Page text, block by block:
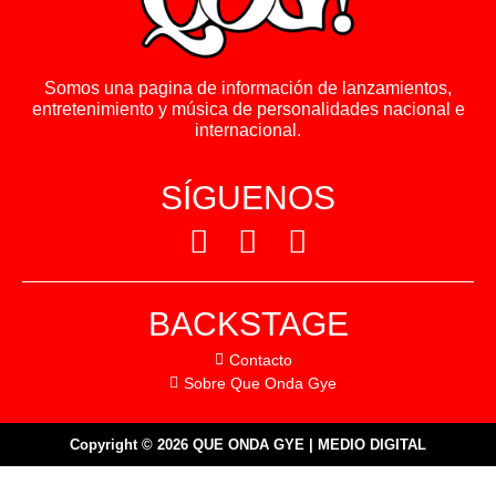
Somos una pagina de información de lanzamientos,
entretenimiento y música de personalidades nacional e
internacional.
SÍGUENOS
BACKSTAGE
Contacto
Sobre Que Onda Gye
Copyright © 2026 QUE ONDA GYE | MEDIO DIGITAL